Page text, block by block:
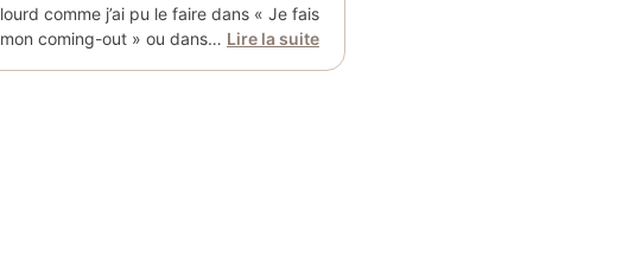
lourd comme j’ai pu le faire dans « Je fais
mon coming-out » ou dans… Lire la suite